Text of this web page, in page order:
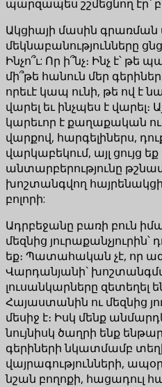
պարզապես շշմեցնող
Ակցիայի մասին
մեկնաբանությունները
Ինչո՞ւ: Որ ի՞նչ։ Ինչ է՝ թե
մի՞թե հանուն մեր
որեւէ կապ ունի, թե ով է
վարել եւ ինչպես է վարել։
կարեւոր է քաղաքական
վարքով, հարգելիներս,
վարկաբեկում, այլ ցույց
անտարբերությունը
խոշտանգվող
բոլորի:
Ադրբեջանը բառի բուն
մեզնից
եք։ Պատահական չէ, որ
Վարդանյանի`
լուսանկարները զետեղել
Հայաստանին ու մեզնից
մեսիջ է։ Իսկ մենք
նույնիսկ ծաղրի ենք
գերիների նկատմամբ
վայրագությունների,
նշան բողոքի, հացադուլ